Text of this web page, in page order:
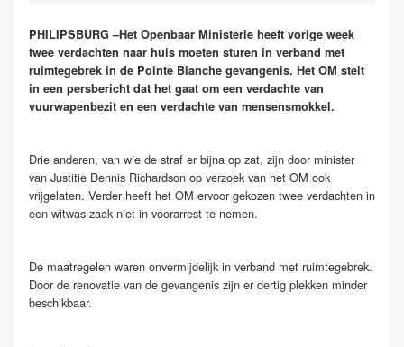
PHILIPSBURG –Het Openbaar Ministerie heeft vorige week
twee verdachten naar huis moeten sturen in verband met
ruimtegebrek in de Pointe Blanche gevangenis. Het OM stelt
in een persbericht dat het gaat om een verdachte van
vuurwapenbezit en een verdachte van mensensmokkel.
Drie anderen, van wie de straf er bijna op zat, zijn door minister
van Justitie Dennis Richardson op verzoek van het OM ook
vrijgelaten. Verder heeft het OM ervoor gekozen twee verdachten in
een witwas-zaak niet in voorarrest te nemen.
De maatregelen waren onvermijdelijk in verband met ruimtegebrek.
Door de renovatie van de gevangenis zijn er dertig plekken minder
beschikbaar.